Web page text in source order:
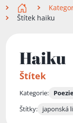
Štítek haiku
Haiku
Štítek
Kategorie:
Štítky:
japonská